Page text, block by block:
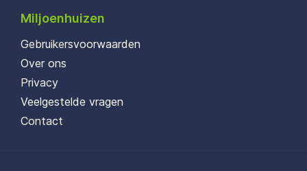
Miljoenhuizen
Gebruikersvoorwaarden
Over ons
Privacy
Veelgestelde vragen
Contact